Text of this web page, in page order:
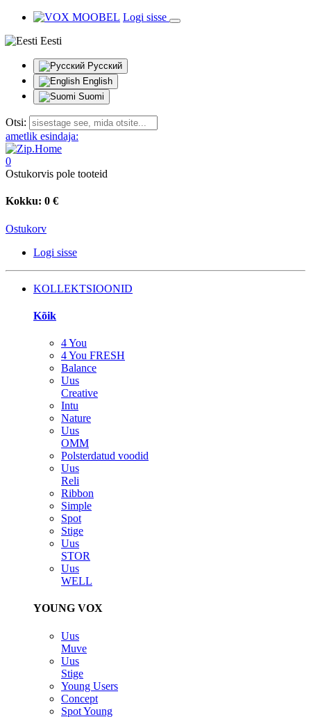
Logi sisse
Eesti
Русский
English
Suomi
Otsi:
ametlik esindaja:
0
Ostukorvis pole tooteid
Kokku: 0 €
Ostukorv
Logi sisse
KOLLEKTSIOONID
Kõik
4 You
4 You FRESH
Balance
Uus
Creative
Intu
Nature
Uus
OMM
Polsterdatud voodid
Uus
Reli
Ribbon
Simple
Spot
Stige
Uus
STOR
Uus
WELL
YOUNG VOX
Uus
Muve
Uus
Stige
Young Users
Concept
Spot Young